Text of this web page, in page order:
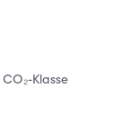
CO₂-Klasse